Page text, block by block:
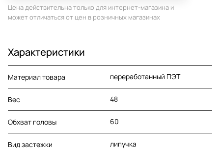
Цена действительна только для интернет-магазина и
может отличаться от цен в розничных магазинах
Характеристики
Материал товара переработанный ПЭТ
Вес 48
Обхват головы 60
Вид застежки липучка